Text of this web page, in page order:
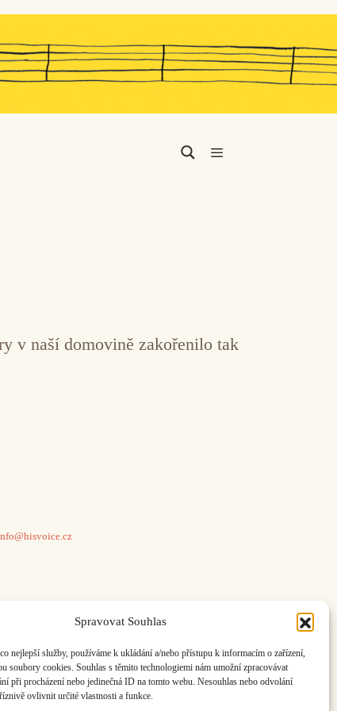
Spravovat Souhlas
nejlepší služby, používáme k ukládání a/nebo přístupu k informacím o zařízení,
soubory cookies. Souhlas s těmito technologiemi nám umožní zpracovávat
při procházení nebo jedinečná ID na tomto webu. Nesouhlas nebo odvolání
ovlivnit určité vlastnosti a funkce.
v naší domovině zakořenilo tak